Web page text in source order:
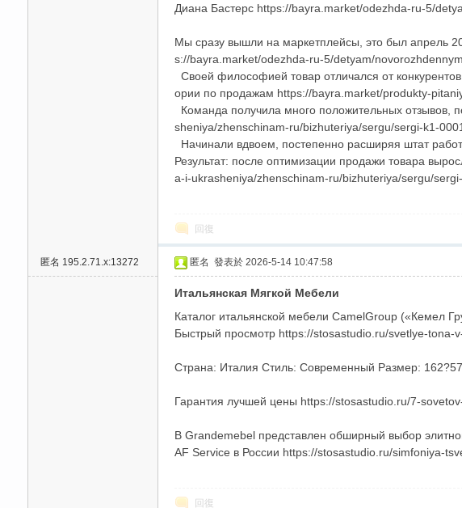
Диана Бастерс https://bayra.market/odezhda-ru-5/
Мы сразу вышли на маркетплейсы, это был апрель
s://bayra.market/odezhda-ru-5/detyam/
Своей философией товар отличался от
ории по продажам https://bayra.market/produkty-
Команда получила много положительных отзывов,
sheniya/zhenschinam-ru/bizhuteriya/sergu/sergi-k1-
Начинали вдвоем, постепенно расширяя штат
Результат: после оптимизации продажи товара
a-i-ukrasheniya/zhenschinam-ru/bizhuteriya/sergu/
回復
匿名 195.2.71.x:13272 匿名 發表於 2026-5-14 10:47:58
Итальянская Мягкой Мебели
Каталог итальянской мебели CamelGroup («Кемел
Быстрый просмотр https://stosastudio.ru/svetlye-
Страна: Италия Стиль: Современный Размер:
Гарантия лучшей цены https://stosastudio.ru/7-
В Grandemebel представлен обширный выбор
AF Service в России https://stosastudio.ru/simfoniya-
回復